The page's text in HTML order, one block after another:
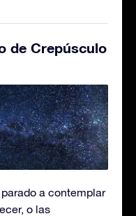
de Crepúsculo
a contemplar
o las